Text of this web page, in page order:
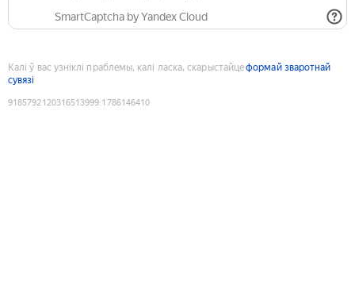
SmartCaptcha by Yandex Cloud
Калі ў вас узніклі праблемы, калі ласка, скарыстайцеформай зваротнай
сувязі
9185792120316513999:1786146410